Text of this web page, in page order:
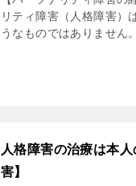
リティ障害（人格障害）
うなものではありません
人格障害の治療は本
害】